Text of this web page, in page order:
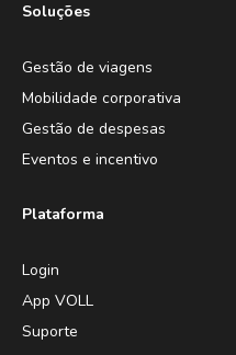
Soluções
Gestão de viagens
Mobilidade corporativa
Gestão de despesas
Eventos e incentivo
Plataforma
Login
App VOLL
Suporte